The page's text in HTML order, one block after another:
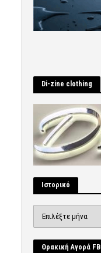
Di-zine clothing
Ιστορικό
Θρακική Αγορά FB